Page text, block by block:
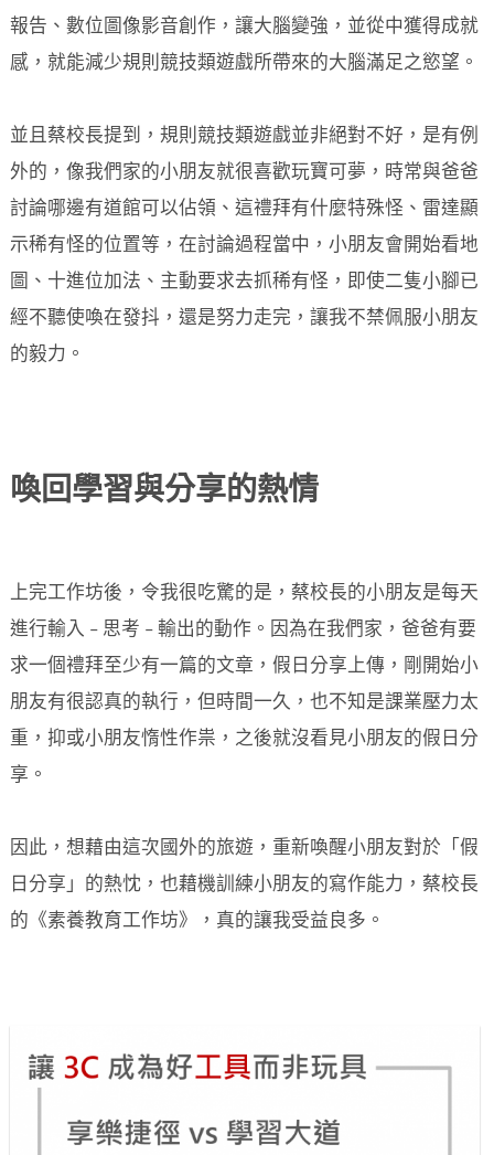
報告、數位圖像影音創作，讓大腦變強，並從中獲得成就
感，就能減少規則競技類遊戲所帶來的大腦滿足之慾望。
並且蔡校長提到，規則競技類遊戲並非絕對不好，是有例
外的，像我們家的小朋友就很喜歡玩寶可夢，時常與爸爸
討論哪邊有道館可以佔領、這禮拜有什麼特殊怪、雷達顯
示稀有怪的位置等，在討論過程當中，小朋友會開始看地
圖、十進位加法、主動要求去抓稀有怪，即使二隻小腳已
經不聽使喚在發抖，還是努力走完，讓我不禁佩服小朋友
的毅力。
喚回學習與分享的熱情
上完工作坊後，令我很吃驚的是，蔡校長的小朋友是每天
進行輸入 – 思考 – 輸出的動作。因為在我們家，爸爸有要
求一個禮拜至少有一篇的文章，假日分享上傳，剛開始小
朋友有很認真的執行，但時間一久，也不知是課業壓力太
重，抑或小朋友惰性作祟，之後就沒看見小朋友的假日分
享。
因此，想藉由這次國外的旅遊，重新喚醒小朋友對於「假
日分享」的熱忱，也藉機訓練小朋友的寫作能力，蔡校長
的《素養教育工作坊》，真的讓我受益良多。